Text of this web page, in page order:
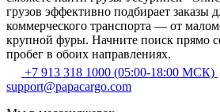
грузов эффективно подбирает заказы
коммерческого транспорта — от
крупной фуры. Начните поиск прямо
пробег в обоих направлениях.
+7 913 318 1000 (05:00-18:00 МСК)
support@papacargo.com